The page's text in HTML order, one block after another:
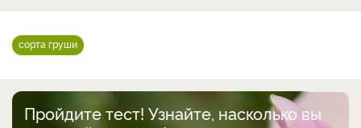
сорта груши
Пройдите тест! Узнайте, насколько вы